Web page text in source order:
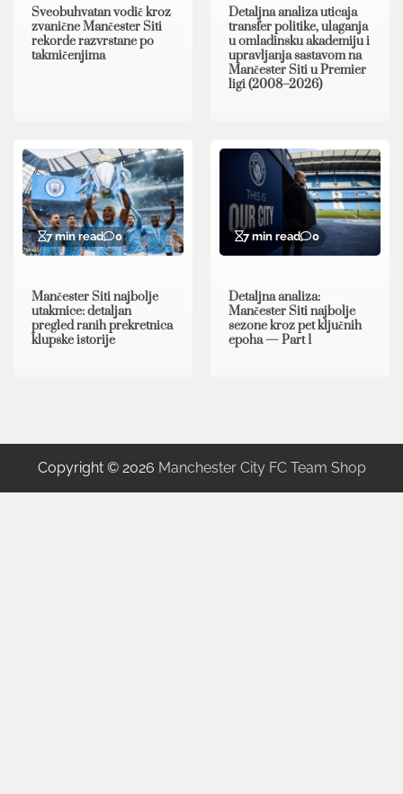
Sveobuhvatan vodič kroz
zvanične Mančester Siti
rekorde razvrstane po
takmičenjima
Detaljna analiza uticaja
transfer politike, ulaganja
u omladinsku akademiju i
upravljanja sastavom na
Mančester Siti u Premier
ligi (2008–2026)
7 min read 0
Mančester Siti najbolje
utakmice: detaljan
pregled ranih prekretnica
klupske istorije
7 min read 0
Detaljna analiza:
Mančester Siti najbolje
sezone kroz pet ključnih
epoha — Part 1
Copyright © 2026 Manchester City FC Team Shop